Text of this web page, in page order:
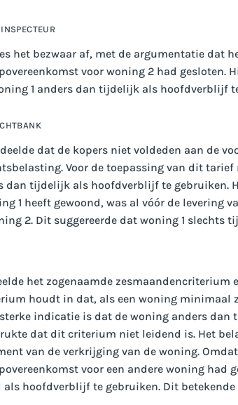
het bezwaar af, met de argumentatie dat
voor woning 2 had gesloten.
1 anders dan tijdelijk als hoofdverblijf
dat de kopers niet voldeden aan de
Voor de toepassing van dit
dan tijdelijk als hoofdverblijf te gebruiken.
1 heeft gewoond, was al vóór de levering
2. Dit suggereerde dat woning 1 slechts
het zogenaamde zesmaandencriterium
houdt in dat, als een woning minimaal
indicatie is dat de woning anders dan
dat dit criterium niet leidend is. Het
van de verkrijging van de woning.
voor een andere woning had
als hoofdverblijf te gebruiken. Dit